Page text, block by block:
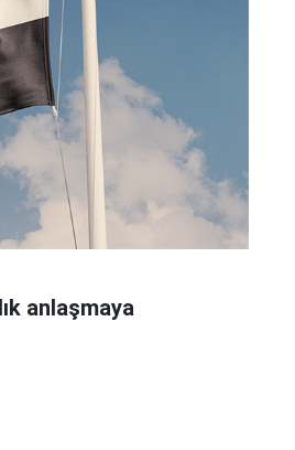
anlaşmaya